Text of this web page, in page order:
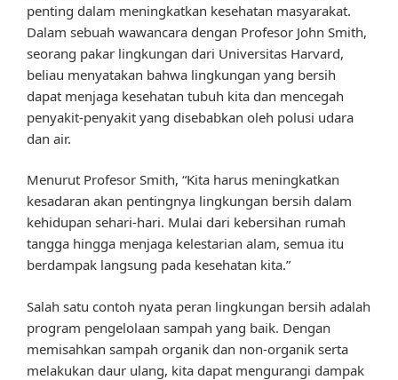
penting dalam meningkatkan kesehatan masyarakat.
Dalam sebuah wawancara dengan Profesor John Smith,
seorang pakar lingkungan dari Universitas Harvard,
beliau menyatakan bahwa lingkungan yang bersih
dapat menjaga kesehatan tubuh kita dan mencegah
penyakit-penyakit yang disebabkan oleh polusi udara
dan air.
Menurut Profesor Smith, “Kita harus meningkatkan
kesadaran akan pentingnya lingkungan bersih dalam
kehidupan sehari-hari. Mulai dari kebersihan rumah
tangga hingga menjaga kelestarian alam, semua itu
berdampak langsung pada kesehatan kita.”
Salah satu contoh nyata peran lingkungan bersih adalah
program pengelolaan sampah yang baik. Dengan
memisahkan sampah organik dan non-organik serta
melakukan daur ulang, kita dapat mengurangi dampak